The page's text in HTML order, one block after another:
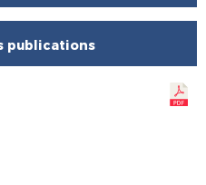
publications